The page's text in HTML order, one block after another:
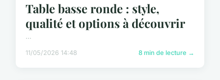
Table basse ronde : style,
qualité et options à découvrir
...
11/05/2026 14:48 8 min de lecture →